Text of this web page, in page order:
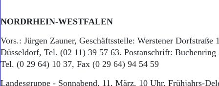
NORDRHEIN-WESTFALEN
Vors.: Jürgen Zauner, Geschäftsstelle: Werstener Dorfstraße
Düsseldorf, Tel. (02 11) 39 57 63. Postanschrift:
Tel. (0 29 64) 10 37, Fax (0 29 64) 94 54 59
Landesgruppe - Sonnabend, 11. März, 10 Uhr, Frühjahrs-